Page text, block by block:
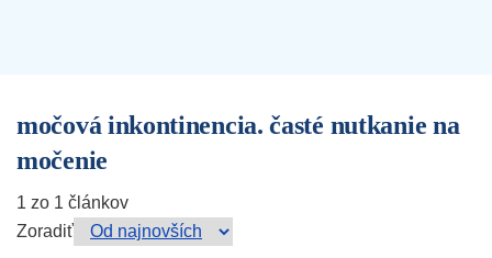
močová inkontinencia. časté nutkanie na
močenie
1 zo 1 článkov
Zoradiť